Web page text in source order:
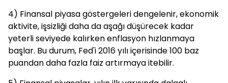
4) Finansal piyasa göstergeleri dengelenir, ekonomik
aktivite, işsizliği daha da aşağı düşürecek kadar
yeterli seviyede kalırken enflasyon hızlanmaya
başlar. Bu durum, Fed'i 2016 yılı içerisinde 100 baz
puandan daha fazla faiz artırmaya itebilir.